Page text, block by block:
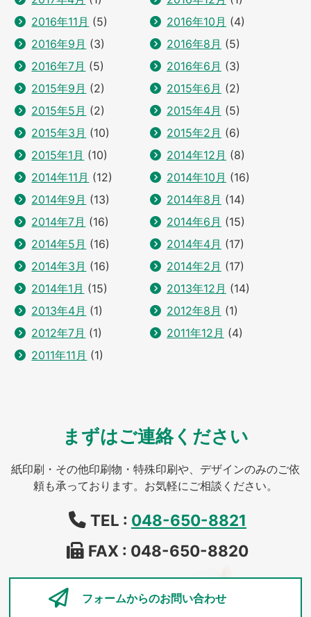
2016年11月 (5) 2016年10月 (4)
2016年9月 (3) 2016年8月 (5)
2016年7月 (5) 2016年6月 (3)
2015年9月 (2) 2015年6月 (2)
2015年5月 (2) 2015年4月 (5)
2015年3月 (10) 2015年2月 (6)
2015年1月 (10) 2014年12月 (8)
2014年11月 (12) 2014年10月 (16)
2014年9月 (13) 2014年8月 (14)
2014年7月 (16) 2014年6月 (15)
2014年5月 (16) 2014年4月 (17)
2014年3月 (16) 2014年2月 (17)
2014年1月 (15) 2013年12月 (14)
2013年4月 (1) 2012年8月 (1)
2012年7月 (1) 2011年12月 (4)
2011年11月 (1)
まずはご連絡ください
紙印刷・その他印刷物・特殊印刷や、デザインのみのご依
頼も承っております。お気軽にご相談ください。
TEL : 048-650-8821
FAX : 048-650-8820
フォームからのお問い合わせ